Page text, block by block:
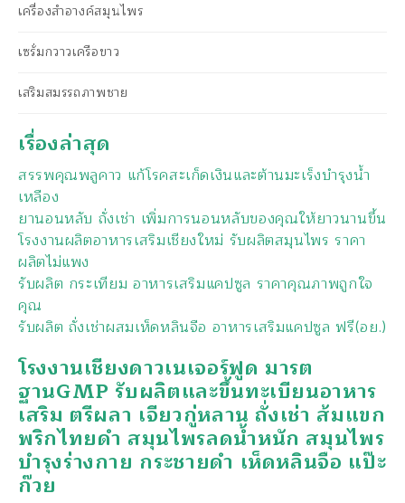
เครื่องสำอางค์สมุนไพร
เซรั่มกวาวเครือขาว
เสริมสมรรถภาพชาย
เรื่องล่าสุด
สรรพคุณพลูคาว แก้โรคสะเก็ดเงินและต้านมะเร็งบำรุงน้ำ
เหลือง
ยานอนหลับ ถั่งเช่า เพิ่มการนอนหลับของคุณให้ยาวนานขึ้น
โรงงานผลิตอาหารเสริมเชียงใหม่ รับผลิตสมุนไพร ราคา
ผลิตไม่แพง
รับผลิต กระเทียม อาหารเสริมแคปซูล ราคาคุณภาพถูกใจ
คุณ
รับผลิต ถั่งเช่าผสมเห็ดหลินจือ อาหารเสริมแคปซูล ฟรี(อย.)
โรงงานเชียงดาวเนเจอร์ฟูด มารต
ฐานGMP รับผลิตและขึ้นทะเบียนอาหาร
เสริม ตรีผลา เจียวกู่หลาน ถั่งเช่า ส้มแขก
พริกไทยดำ สมุนไพรลดน้ำหนัก สมุนไพร
บำรุงร่างกาย กระชายดำ เห็ดหลินจือ แป๊ะ
ก๊วย